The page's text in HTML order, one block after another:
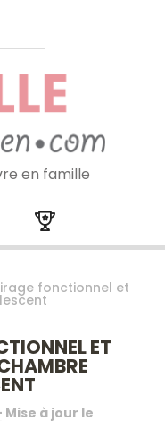
en famille
fonctionnel et
ET
Mise à jour le